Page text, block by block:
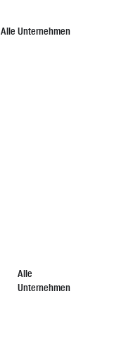
Alle Unternehmen
Alle
Unternehmen